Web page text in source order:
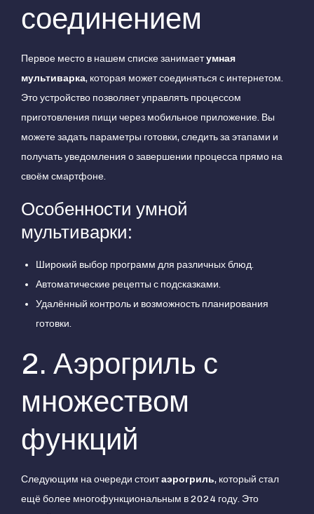
соединением
Первое место в нашем списке занимаетумная
мультиварка, которая может соединяться с интернетом.
Это устройство позволяет управлять процессом
приготовления пищи через мобильное приложение. Вы
можете задать параметры готовки, следить за этапами и
получать уведомления о завершении процесса прямо на
своём смартфоне.
Особенности умной
мультиварки:
Широкий выбор программ для различных блюд.
Автоматические рецепты с подсказками.
Удалённый контроль и возможность планирования
готовки.
2. Аэрогриль с
множеством
функций
Следующим на очереди стоитаэрогриль, который стал
ещё более многофункциональным в 2024 году. Это